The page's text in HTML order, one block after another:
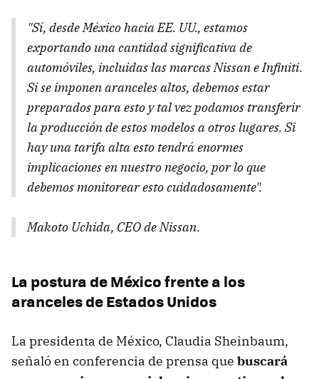
"Sí, desde México hacia EE. UU., estamos
exportando una cantidad significativa de
automóviles, incluidas las marcas Nissan e Infiniti.
Si se imponen aranceles altos, debemos estar
preparados para esto y tal vez podamos transferir
la producción de estos modelos a otros lugares. Si
hay una tarifa alta esto tendrá enormes
implicaciones en nuestro negocio, por lo que
debemos monitorear esto cuidadosamente".
Makoto Uchida, CEO de Nissan.
La postura de México frente a los
aranceles de Estados Unidos
La presidenta de México, Claudia Sheinbaum,
señaló en conferencia de prensa que buscará